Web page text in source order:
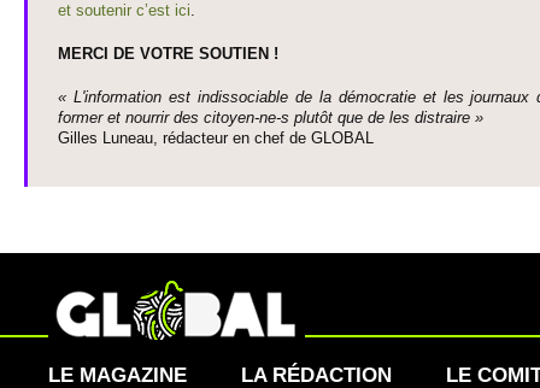
et so­utenir c’est ici.
MERCI DE VOTRE SO­UTIEN !
« L'information est indisso­ci­able de la démo­cratie et les journaux
former et nourrir des ci­to­yen-ne-s plutôt que de les dis­traire »
Gi­lles Luneau, rédacteur en chef de GLOBAL
LE MAGAZINE LA RÉDACTION LE